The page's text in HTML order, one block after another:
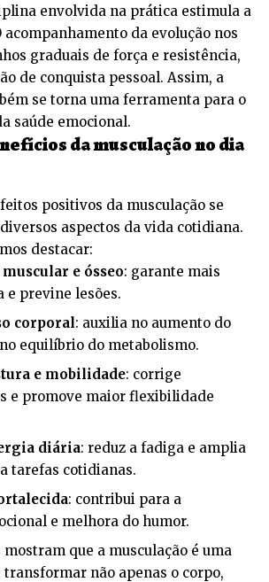
envolvida na prática estimula a
acompanhamento da evolução nos
graduais de força e resistência,
de conquista pessoal. Assim, a
se torna uma ferramenta para o
saúde emocional.
da musculação no dia
positivos da musculação se
aspectos da vida cotidiana.
destacar:
e ósseo: garante mais
e previne lesões.
corporal: auxilia no aumento do
equilíbrio do metabolismo.
e mobilidade: corrige
e promove maior flexibilidade
diária: reduz a fadiga e amplia
tarefas cotidianas.
: contribui para a
e melhora do humor.
que a musculação é uma
transformar não apenas o corpo,